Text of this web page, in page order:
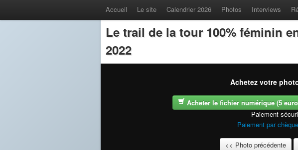
Accueil Le site Calendrier 2026 Photos Interviews
Le trail de la tour 100% féminin
2022
Achetez votre
Acheter le fichier numérique (5
Paiement
Paiement par
<< Photo précédente